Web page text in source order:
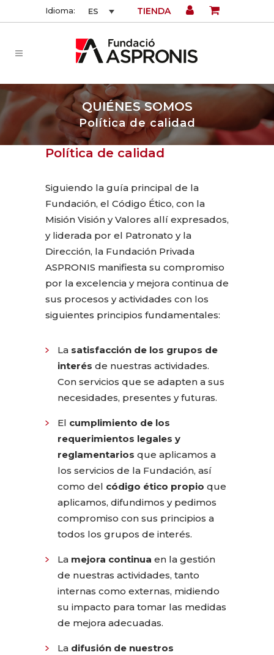
Idioma: ES TIENDA
QUIÉNES SOMOS
Política de calidad
Política de calidad
Siguiendo la guía principal de la
Fundación, el Código Ético, con la
Misión Visión y Valores allí expresados,
y liderada por el Patronato y la
Dirección, la Fundación Privada
ASPRONIS manifiesta su compromiso
por la excelencia y mejora continua de
sus procesos y actividades con los
siguientes principios fundamentales:
La satisfacción de los grupos de
interés de nuestras actividades.
Con servicios que se adapten a sus
necesidades, presentes y futuras.
El cumplimiento de los
requerimientos legales y
reglamentarios que aplicamos a
los servicios de la Fundación, así
como del código ético propio que
aplicamos, difundimos y pedimos
compromiso con sus principios a
todos los grupos de interés.
La mejora continua en la gestión
de nuestras actividades, tanto
internas como externas, midiendo
su impacto para tomar las medidas
de mejora adecuadas.
La difusión de nuestros